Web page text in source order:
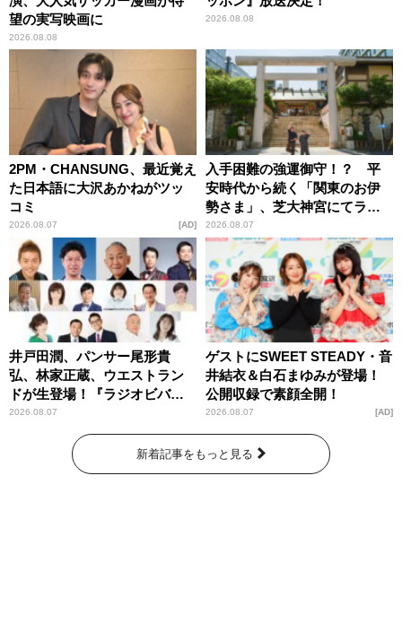
望の実写映画に
2026.08.08
2026.08.08
2PM・CHANSUNG、最近覚え
た日本語に大沢あかねがツッ
コミ
2026.08.07 AD
入手困難の強運御守！？ 平
安時代から続く「関東のお伊
勢さま」、芝大神宮にてラン
パンプスが合格祈願！
2026.08.07
井戸田潤、パンサー尾形貴
弘、林家正蔵、ウエストラン
ドが生登場！『ラジオビバリ
ー昼ズ』
2026.08.07
ゲストにSWEET STEADY・音
井結衣＆白石まゆみが登場！
公開収録で素顔全開！
2026.08.07 AD
新着記事をもっと見る